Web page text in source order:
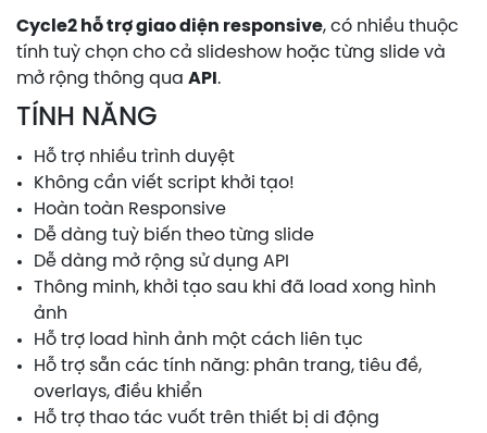
Cycle2 hỗ trợ giao diện responsive, có nhiều thuộc
tính tuỳ chọn cho cả slideshow hoặc từng slide và
mở rộng thông qua API .
TÍNH NĂNG
Hỗ trợ nhiều trình duyệt
Không cần viết script khởi tạo!
Hoàn toàn Responsive
Dễ dàng tuỳ biến theo từng slide
Dễ dàng mở rộng sử dụng API
Thông minh, khởi tạo sau khi đã load xong hình
ảnh
Hỗ trợ load hình ảnh một cách liên tục
Hỗ trợ sẵn các tính năng: phân trang, tiêu đề,
overlays, điều khiển
Hỗ trợ thao tác vuốt trên thiết bị di động